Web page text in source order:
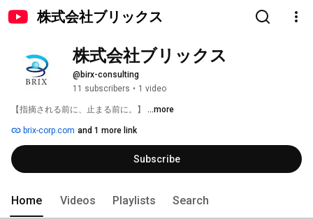
株式会社ブリックス
株式会社ブリックス
@birx-consulting
11 subscribers • 1 video
【指摘される前に、止まる前に。】 ...more
brix-corp.com and 1 more link
Subscribe
Home Videos Playlists Search